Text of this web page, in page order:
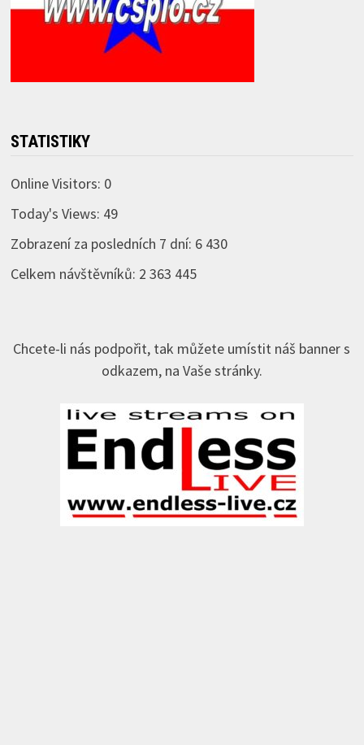
STATISTIKY
Online Visitors: 0
Today's Views: 49
Zobrazení za posledních 7 dní: 6 430
Celkem návštěvníků: 2 363 445
Chcete-li nás podpořit, tak můžete umístit náš banner s
odkazem, na Vaše stránky.